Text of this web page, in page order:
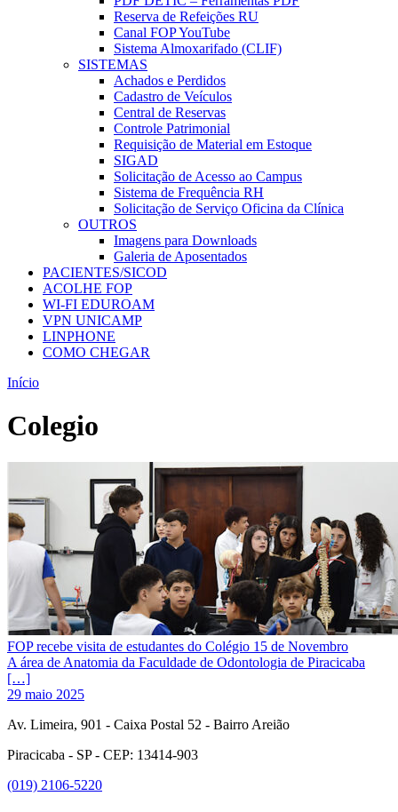
Reserva de Refeições RU
Canal FOP YouTube
Sistema Almoxarifado (CLIF)
SISTEMAS
Achados e Perdidos
Cadastro de Veículos
Central de Reservas
Controle Patrimonial
Requisição de Material em Estoque
SIGAD
Solicitação de Acesso ao Campus
Sistema de Frequência RH
Solicitação de Serviço Oficina da Clínica
OUTROS
Imagens para Downloads
Galeria de Aposentados
PACIENTES/SICOD
ACOLHE FOP
WI-FI EDUROAM
VPN UNICAMP
LINPHONE
COMO CHEGAR
Início
Colegio
FOP recebe visita de estudantes do Colégio 15 de Novembro
A área de Anatomia da Faculdade de Odontologia de Piracicaba
[…]
29 maio 2025
Av. Limeira, 901 - Caixa Postal 52 - Bairro Areião
Piracicaba - SP - CEP: 13414-903
(019) 2106-5220